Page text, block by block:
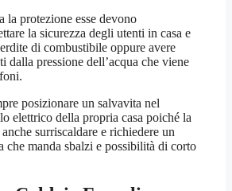
la protezione esse devono
la sicurezza degli utenti in casa e
di combustibile oppure avere
dalla pressione dell’acqua che viene
posizionare un salvavita nel
elettrico della propria casa poiché la
surriscaldare e richiedere un
che manda sbalzi e possibilità di corto